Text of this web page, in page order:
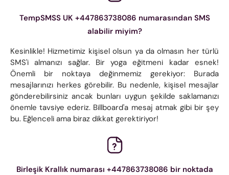
TempSMSS UK +447863738086 numarasından SMS
alabilir miyim?
Kesinlikle! Hizmetimiz kişisel olsun ya da olmasın her türlü
SMS'i almanızı sağlar. Bir yoga eğitmeni kadar esnek!
Önemli bir noktaya değinmemiz gerekiyor: Burada
mesajlarınızı herkes görebilir. Bu nedenle, kişisel mesajlar
gönderebilirsiniz ancak bunları uygun şekilde saklamanızı
önemle tavsiye ederiz. Billboard'a mesaj atmak gibi bir şey
bu. Eğlenceli ama biraz dikkat gerektiriyor!
Birleşik Krallık numarası +447863738086 bir noktada